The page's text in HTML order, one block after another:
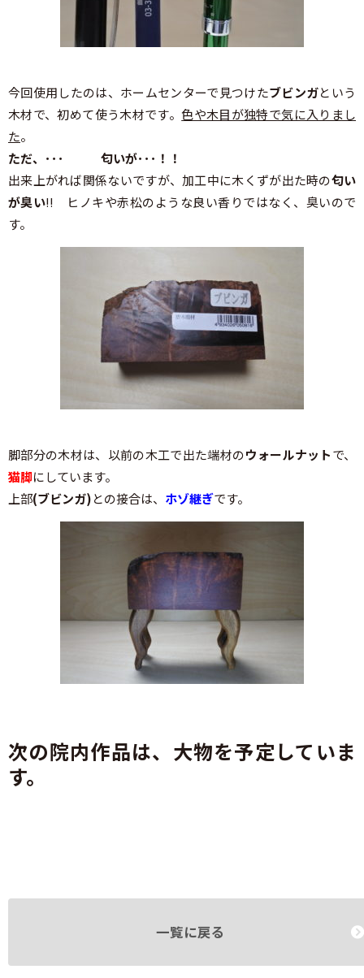
今回使用したのは、ホームセンターで見つけたブビンガという
木材で、初めて使う木材です。色や木目が独特で気に入りまし
た。
ただ、･･･ 匂いが･･･！！
出来上がれば関係ないですが、加工中に木くずが出た時の匂い
が臭い!! ヒノキや赤松のような良い香りではなく、臭いので
す。
脚部分の木材は、以前の木工で出た端材のウォールナットで、
猫脚にしています。
上部(ブビンガ)との接合は、 ホゾ継ぎです。
次の院内作品は、大物を予定していま
す。
一覧に戻る